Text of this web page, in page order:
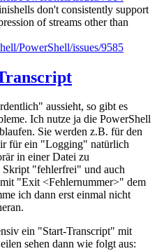
don't consistently support
of streams other than
PowerShell/issues/9585
aussieht, so gibt es
Ich nutze ja die PowerShell
Sie werden z.B. für den
für ein "Logging" natürlich
in einer Datei zu
"fehlerfrei" und auch
"Exit <Fehlernummer>" dem
ich dann erst einmal nicht
ein "Start-Transcript" mit
sehen dann wie folgt aus: